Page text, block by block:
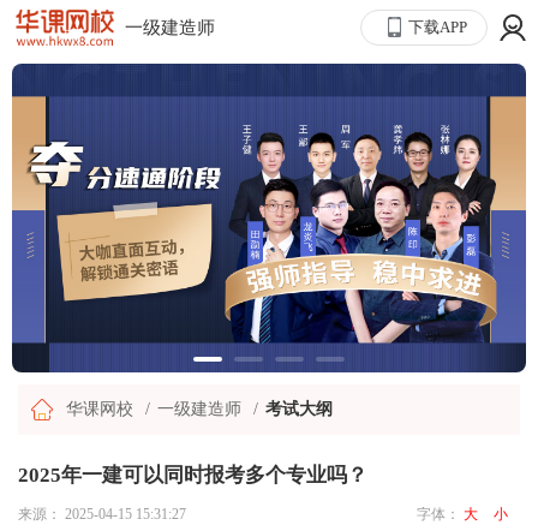
一级建造师 下载APP
华课网校 一级建造师 考试大纲
2025年一建可以同时报考多个专业吗？
来源： 2025-04-15 15:31:27 字体： 大 小